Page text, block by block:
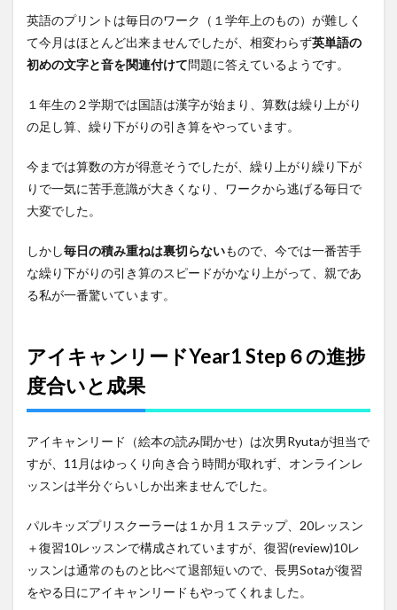
英語のプリントは毎日のワーク（１学年上のもの）が難しく
て今月はほとんど出来ませんでしたが、相変わらず英単語の
初めの文字と音を関連付けて問題に答えているようです。
１年生の２学期では国語は漢字が始まり、算数は繰り上がり
の足し算、繰り下がりの引き算をやっています。
今までは算数の方が得意そうでしたが、繰り上がり繰り下が
りで一気に苦手意識が大きくなり、ワークから逃げる毎日で
大変でした。
しかし毎日の積み重ねは裏切らないもので、今では一番苦手
な繰り下がりの引き算のスピードがかなり上がって、親であ
る私が一番驚いています。
アイキャンリードYear1 Step６の進捗
度合いと成果
アイキャンリード（絵本の読み聞かせ）は次男Ryutaが担当で
すが、11月はゆっくり向き合う時間が取れず、オンラインレ
ッスンは半分ぐらいしか出来ませんでした。
パルキッズプリスクーラーは１か月１ステップ、20レッスン
＋復習10レッスンで構成されていますが、復習(review)10レ
ッスンは通常のものと比べて退部短いので、長男Sotaが復習
をやる日にアイキャンリードもやってくれました。